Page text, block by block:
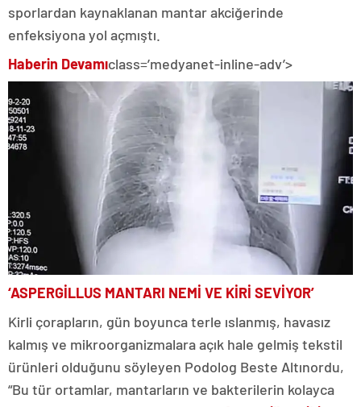
sporlardan kaynaklanan mantar akciğerinde
enfeksiyona yol açmıştı.
Haberin Devamıclass=’medyanet-inline-adv’>
‘ASPERGİLLUS MANTARI NEMİ VE KİRİ SEVİYOR’
Kirli çorapların, gün boyunca terle ıslanmış, havasız
kalmış ve mikroorganizmalara açık hale gelmiş tekstil
ürünleri olduğunu söyleyen Podolog Beste Altınordu,
“Bu tür ortamlar, mantarların ve bakterilerin kolayca